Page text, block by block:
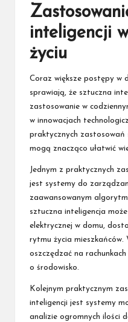
inteligencji
życiu
Coraz większe postępy w
sprawiają, że sztuczna
zastosowanie w
w innowacjach
praktycznych zastosowań
mogą znacząco ułatwić
Jednym z praktycznych
jest systemy do
zaawansowanym
sztuczna inteligencja
elektrycznej w domu,
rytmu życia mieszkańców.
oszczędzać na
o środowisko.
Kolejnym praktycznym
inteligencji jest systemy
analizie ogromnych ilości